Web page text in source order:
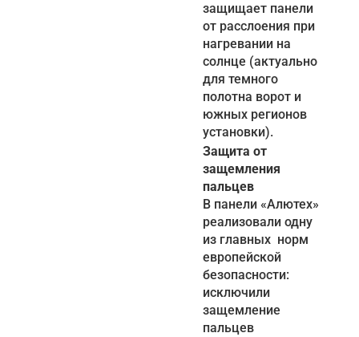
защищает панели
от расслоения при
нагревании на
солнце (актуально
для темного
полотна ворот и
южных регионов
установки).
Защита от
защемления
пальцев
В панели «Алютех»
реализовали одну
из главных норм
европейской
безопасности:
исключили
защемление
пальцев